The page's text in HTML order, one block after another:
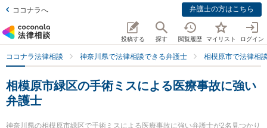
ココナラへ 弁護士の方はこちら
投稿する 探す 閲覧履歴 マイリスト ログイン
ココナラ法律相談 神奈川県で法律相談できる弁護士 相模原市で法律相
相模原市緑区の手術ミスによる医療事故に強い
弁護士
神奈川県の相模原市緑区で手術ミスによる医療事故に強い弁護士が2名見つかり